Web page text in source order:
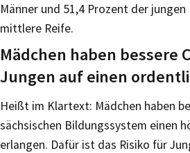
Männer und 51,4 Prozent der
mittlere Reife.
Mädchen haben bessere
Jungen auf einen
Heißt im Klartext: Mädchen haben
sächsischen Bildungssystem einen
erlangen. Dafür ist das Risiko für